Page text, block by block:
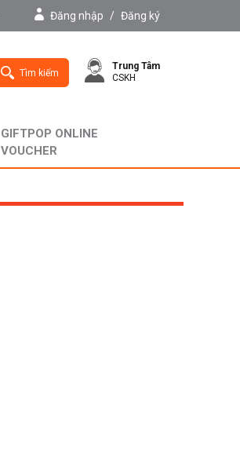
Đăng nhập / Đăng ký
Tìm kiếm
Trung Tâm
CSKH
GIFTPOP ONLINE
VOUCHER